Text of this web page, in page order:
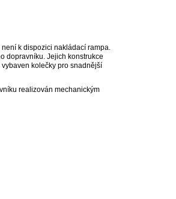
k dispozici nakládací rampa.
dopravníku. Jejich konstrukce
kolečky pro snadnější
realizován mechanickým